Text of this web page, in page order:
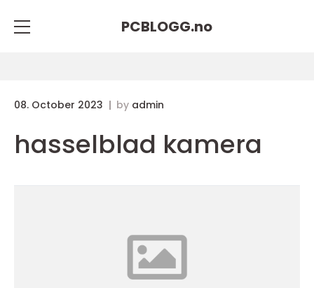
PCBLOGG.no
08. October 2023 by admin
hasselblad kamera